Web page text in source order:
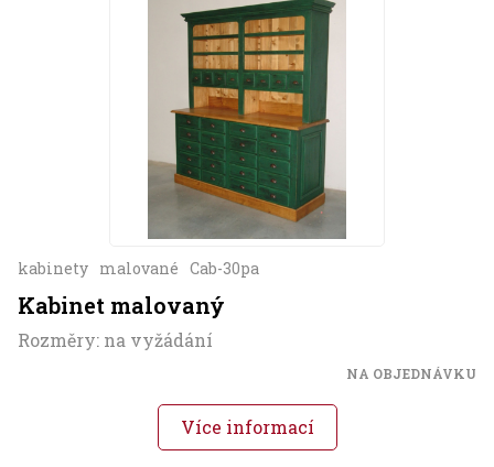
kabinety malované Cab-30pa
Kabinet malovaný
Rozměry: na vyžádání
NA OBJEDNÁVKU
Více informací